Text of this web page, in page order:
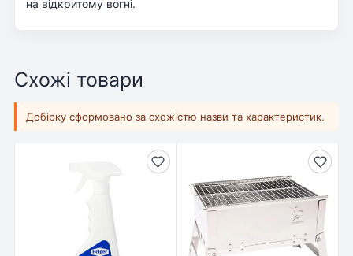
на відкритому вогні.
Схожі товари
Добірку сформовано за схожістю назви та характеристик.